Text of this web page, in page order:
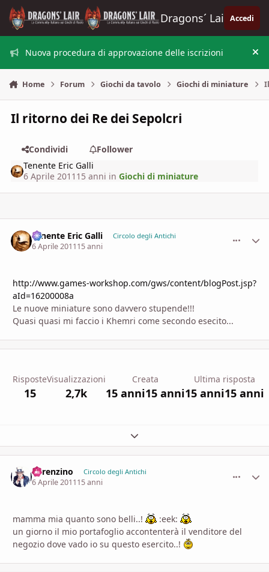
Vai al contenuto
Dragons´ Lair Accedi
Nuova procedura di approvazione delle iscrizioni
Home Forum Giochi da tavolo Giochi di miniature
Il ritorno dei Re dei Sepolcri
Condividi
Follower
Tenente Eric Galli
6 Aprile 2011 15 anni inGiochi di miniature
Tenente Eric Galli Circolo degli Antichi
6 Aprile 201115 anni
http://www.games-workshop.com/gws/content/blogPost.jsp?
aId=16200008a
Le nuove miniature sono davvero stupende!!!
Quasi quasi mi faccio i Khemri come secondo esecito...
Risposte
15
Visualizzazioni
2,7k
Creata
15 anni15 anni
Ultima risposta
15 anni15 anni
Espandi panoramica del topic
Lorenzino Circolo degli Antichi
6 Aprile 201115 anni
mamma mia quanto sono belli..!
:eek:
un giorno il mio portafoglio accontenterà il venditore del
negozio dove vado io su questo esercito..!